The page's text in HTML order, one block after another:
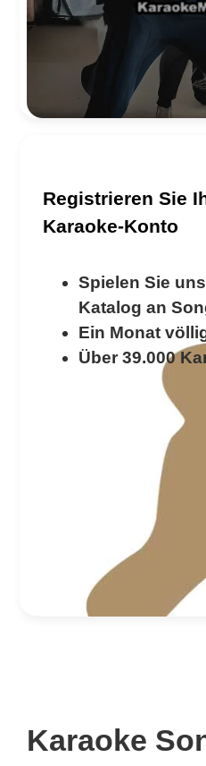
Registrieren Sie
Karaoke-Konto
Spielen Sie
Katalog an
Ein Monat
Über 39.000
Karaoke